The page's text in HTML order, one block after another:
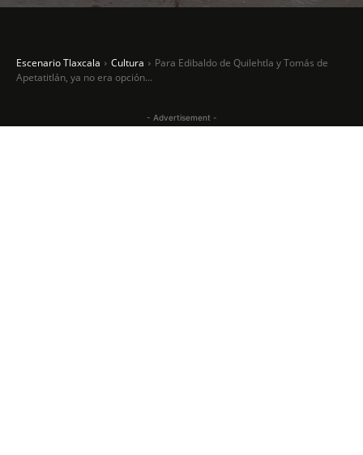
Escenario Tlaxcala Cultura
Para Edibaldo de Quilehtla y Tomás de
Apetatitlán, ya no era opción...
- Advertisement -